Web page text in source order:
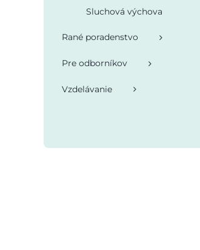
Sluchová výchova
Rané poradenstvo
Pre odborníkov
Vzdelávanie